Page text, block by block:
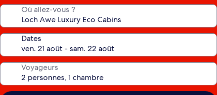
Où allez-vous ?
Dates
Voyageurs